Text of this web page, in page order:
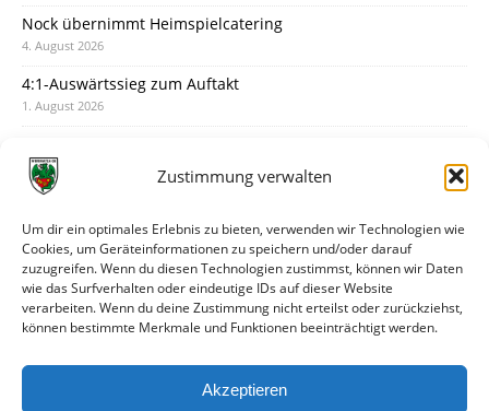
Zustimmung verwalten
Um dir ein optimales Erlebnis zu bieten, verwenden wir Technologien wie
Cookies, um Geräteinformationen zu speichern und/oder darauf
zuzugreifen. Wenn du diesen Technologien zustimmst, können wir Daten
wie das Surfverhalten oder eindeutige IDs auf dieser Website
verarbeiten. Wenn du deine Zustimmung nicht erteilst oder zurückziehst,
können bestimmte Merkmale und Funktionen beeinträchtigt werden.
Akzeptieren
Nock übernimmt Heimspielcatering
4. August 2026
4:1-Auswärtssieg zum Auftakt
1. August 2026
31. Juli 2026
30. Juli 2026
Deine Spielminute: 89+1
28. Juli 2026
Neuer Rückensponsor
Neue Podcast-Folge: So tickt Björn!
27. Juli 2026